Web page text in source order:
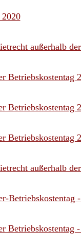
außerhalb
Betriebskostentag
Betriebskostentag
Betriebskostentag
außerhalb
Betriebskostentag
Betriebskostentag